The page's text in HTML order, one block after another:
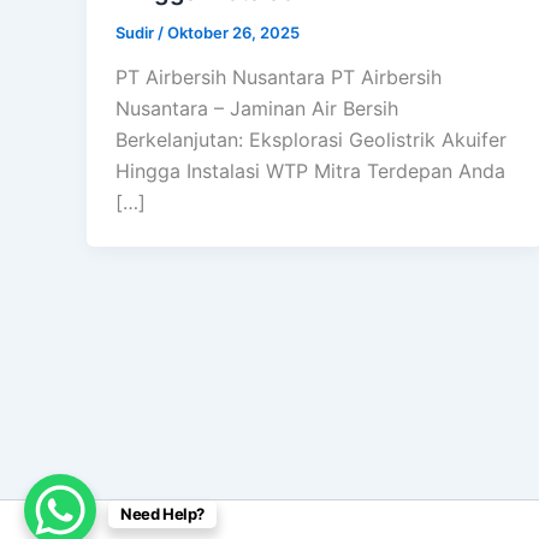
Sudir /Oktober 26, 2025
PT Airbersih Nusantara PT Airbersih
Nusantara – Jaminan Air Bersih
Berkelanjutan: Eksplorasi Geolistrik Akuifer
Hingga Instalasi WTP Mitra Terdepan Anda
[…]
Need Help?